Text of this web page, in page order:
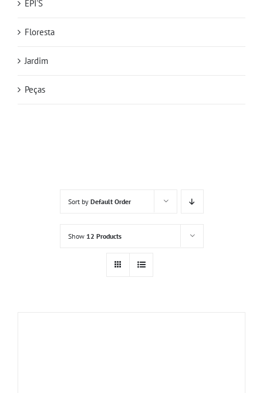
Sort by Default Order
Show 12 Products
EPI'S
Floresta
Jardim
Peças